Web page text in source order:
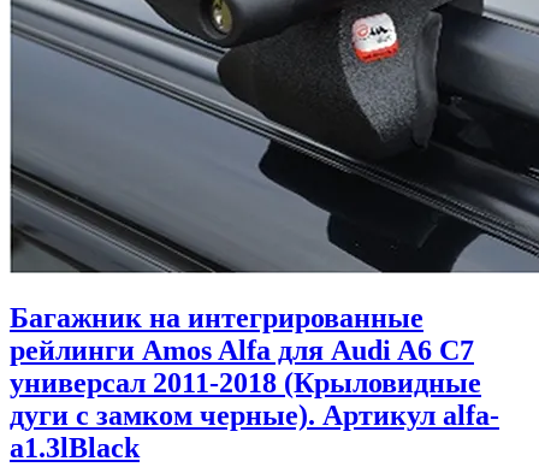
Багажник на интегрированные
рейлинги Amos Alfa для Audi A6 C7
универсал 2011-2018 (Крыловидные
дуги с замком черные). Артикул alfa-
a1.3lBlack